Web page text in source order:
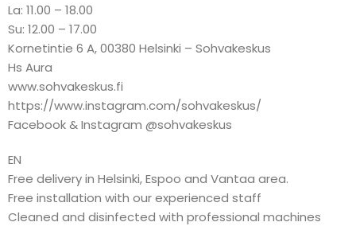
La: 11.00 – 18.00
Su: 12.00 – 17.00
Kornetintie 6 A, 00380 Helsinki – Sohvakeskus
Hs Aura
www.sohvakeskus.fi
https://www.instagram.com/sohvakeskus/
Facebook & Instagram @sohvakeskus
EN
Free delivery in Helsinki, Espoo and Vantaa area.
Free installation with our experienced staff
Cleaned and disinfected with professional machines